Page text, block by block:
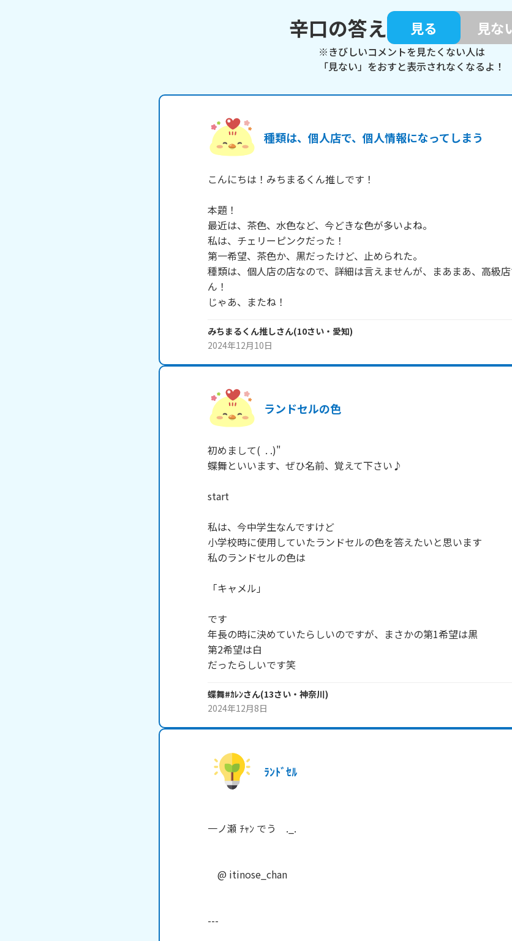
辛口の答え
見る 見な
※きびしいコメントを見たくない人は
「見ない」をおすと表示されなくなるよ！
種類は、個人店で、個人情報になってしまう
こんにちは！みちまるくん推しです！
本題！
最近は、茶色、水色など、今どきな色が多いよね。
私は、チェリーピンクだった！
第一希望、茶色か、黒だったけど、止められた。
種類は、個人店の店なので、詳細は言えませんが、まあまあ、高級
ん！
じゃあ、またね！
みちまるくん推しさん(10さい・ 愛知)
2024年12月10日
ランドセルの色
初めまして(  . .)"
蝶舞といいます、ぜひ名前、覚えて下さい♪
start
私は、今中学生なんですけど
小学校時に使用していたランドセルの色を答えたいと思います
私のランドセルの色は
「キャメル」
です
年長の時に決めていたらしいのですが、まさかの第1希望は黒
第2希望は白
だったらしいです笑
蝶舞#ｶﾚﾝさん(13さい・ 神奈川)
2024年12月8日
ﾗﾝﾄﾞｾﾙ
一ノ瀬 ﾁｬﾝ でう　._.
@ itinose_chan
---